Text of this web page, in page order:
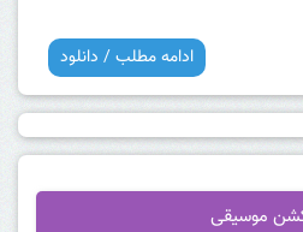
ادامه مطلب / دانلود
موسیقی